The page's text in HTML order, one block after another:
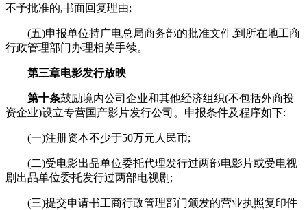
不予批准的,书面回复理由;
(五)申报单位持广电总局商务部的批准文件,到所在地工商
行政管理部门办理相关手续。
第三章电影发行放映
第十条鼓励境内公司企业和其他经济组织(不包括外商投
资企业)设立专营国产影片发行公司。申报条件及程序如下:
(一)注册资本不少于50万元人民币;
(二)受电影出品单位委托代理发行过两部电影片或受电视
剧出品单位委托发行过两部电视剧;
(三)提交申请书工商行政管理部门颁发的营业执照复印件